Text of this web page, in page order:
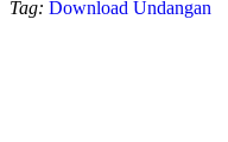
Tag: Download Undangan